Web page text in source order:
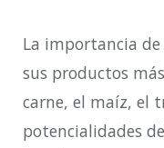
La importancia
sus productos
carne, el maíz, el
potencialidades